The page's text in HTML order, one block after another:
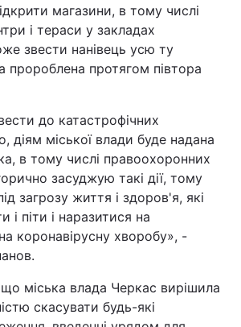
магазини, в тому числі
і тераси у закладах
звести нанівець усю ту
пророблена протягом півтора
до катастрофічних
діям міської влади буде надана
в тому числі правоохоронних
засуджую такі дії, тому
загрозу життя і здоров'я, які
і піти і наразитися на
коронавірусну хворобу», -
що міська влада Черкас вирішила
скасувати будь-які